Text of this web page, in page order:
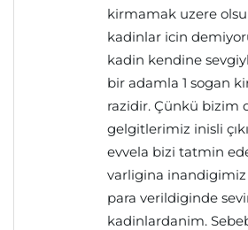
kirmamak uzere
kadinlar icin
kadin kendine
bir adamla 1 sogan
razidir. Çünkü bizim
gelgitlerimiz inisli
evvela bizi tatmin
varligina inandigimiz
para verildiginde
kadinlardanim.